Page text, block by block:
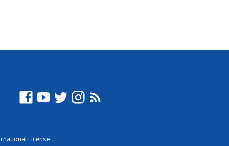
License.